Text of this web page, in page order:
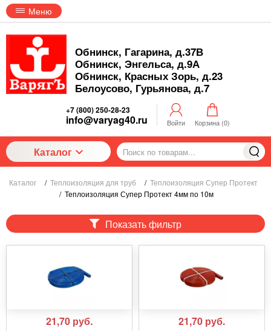
Меню
Обнинск, Гагарина, д.37В
Обнинск, Энгельса, д.9А
Обнинск, Красных Зорь, д.23
Белоусово, Гурьянова, д.7
+7 (800) 250-28-23
info@varyag40.ru Войти Корзина (0)
Каталог
Каталог / Теплоизоляция для труб / Теплоизоляция Супер Протект
/ Теплоизоляция Супер Протект 4мм по 10м
Показать фильтр
21,70 руб.
21,70 руб.